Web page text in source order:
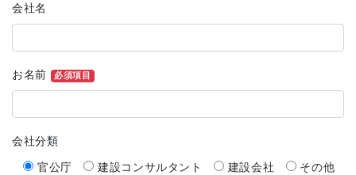
会社名
お名前 必須項目
会社分類
官公庁
建設コンサルタント 建設会社 その他